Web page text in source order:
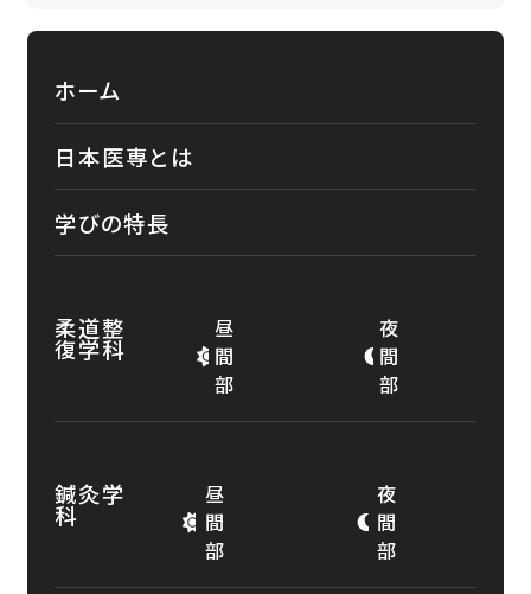
ホーム
日本医専とは
学びの特長
柔道整
復学科
昼
間
部
夜
間
部
鍼灸学
科
昼
間
部
夜
間
部